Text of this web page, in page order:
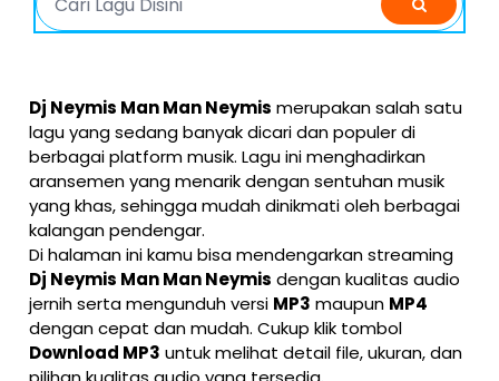
Dj Neymis Man Man Neymis merupakan salah satu
lagu yang sedang banyak dicari dan populer di
berbagai platform musik. Lagu ini menghadirkan
aransemen yang menarik dengan sentuhan musik
yang khas, sehingga mudah dinikmati oleh berbagai
kalangan pendengar.
Di halaman ini kamu bisa mendengarkan streaming
Dj Neymis Man Man Neymis dengan kualitas audio
jernih serta mengunduh versi MP3 maupun MP4
dengan cepat dan mudah. Cukup klik tombol
Download MP3 untuk melihat detail file, ukuran, dan